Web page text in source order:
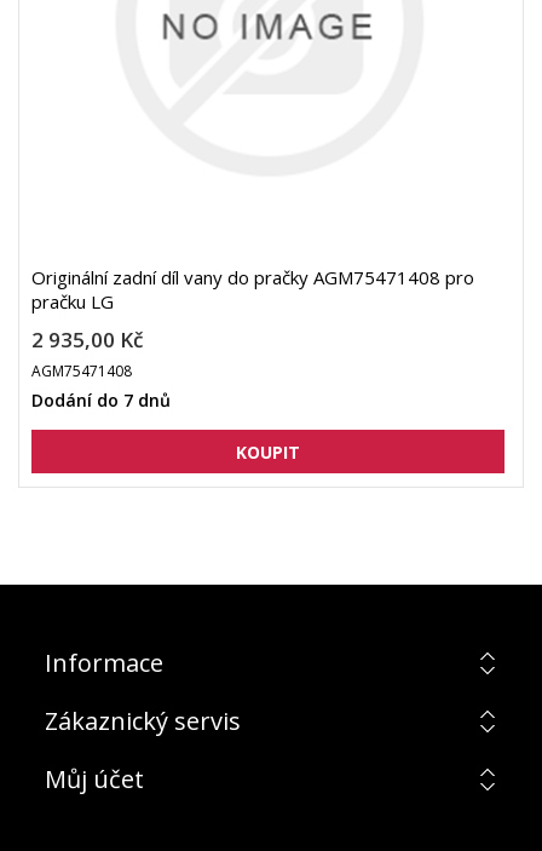
Originální zadní díl vany do pračky AGM75471408 pro
pračku LG
2 935,00 Kč
AGM75471408
Dodání do 7 dnů
Informace
Zákaznický servis
Můj účet